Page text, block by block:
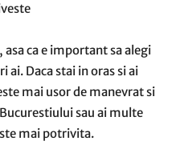
ca e important sa alegi
ai. Daca stai in oras si ai
mai usor de manevrat si
sau ai multe
mai potrivita.